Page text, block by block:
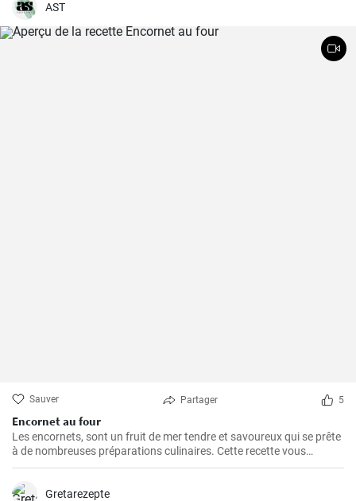
eu le plaisir de l'essayer. Les ingrédients sont faciles à trouver et la
manipulation est à la portée de tous, même des débutants en
pâtisserie.
AST
Sauver Partager 5
Encornet au four
Les encornets, sont un fruit de mer tendre et savoureux qui se prête
à de nombreuses préparations culinaires. Cette recette vous
guidera à travers les étapes pour préparer des encornets farcis avec
Gretarezepte